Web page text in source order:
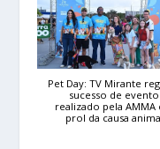
Pet Day: TV Mirante
sucesso de evento
realizado pela AMMA
prol da causa